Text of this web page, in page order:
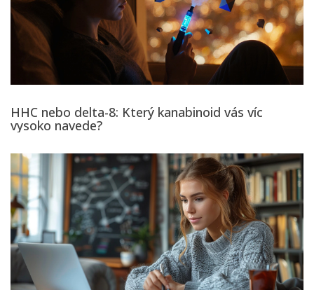
HHC nebo delta-8: Který kanabinoid vás víc
vysoko navede?